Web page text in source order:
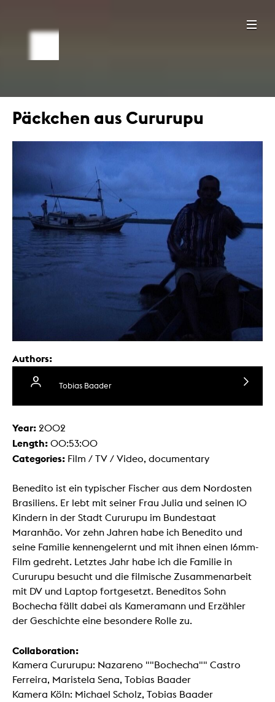
Päckchen aus Cururupu
Authors:
Tobias Baader
Year: 2002
Length: 00:53:00
Categories: Film / TV / Video, documentary
Benedito ist ein typischer Fischer aus dem Nordosten
Brasiliens. Er lebt mit seiner Frau Julia und seinen 10
Kindern in der Stadt Cururupu im Bundestaat
Maranhão. Vor zehn Jahren habe ich Benedito und
seine Familie kennengelernt und mit ihnen einen 16mm-
Film gedreht. Letztes Jahr habe ich die Familie in
Cururupu besucht und die filmische Zusammenarbeit
mit DV und Laptop fortgesetzt. Beneditos Sohn
Bochecha fällt dabei als Kameramann und Erzähler
der Geschichte eine besondere Rolle zu.
Collaboration:
Kamera Cururupu: Nazareno ""Bochecha"" Castro
Ferreira, Maristela Sena, Tobias Baader
Kamera Köln: Michael Scholz, Tobias Baader